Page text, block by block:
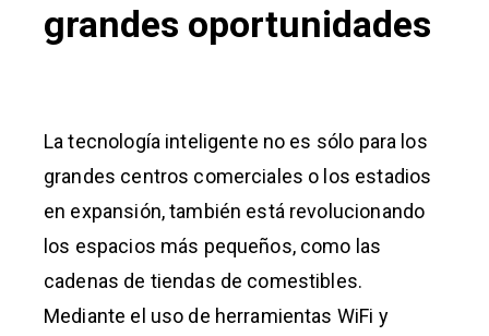
grandes oportunidades
La tecnología inteligente no es sólo para los
grandes centros comerciales o los estadios
en expansión, también está revolucionando
los espacios más pequeños, como las
cadenas de tiendas de comestibles.
Mediante el uso de herramientas WiFi y